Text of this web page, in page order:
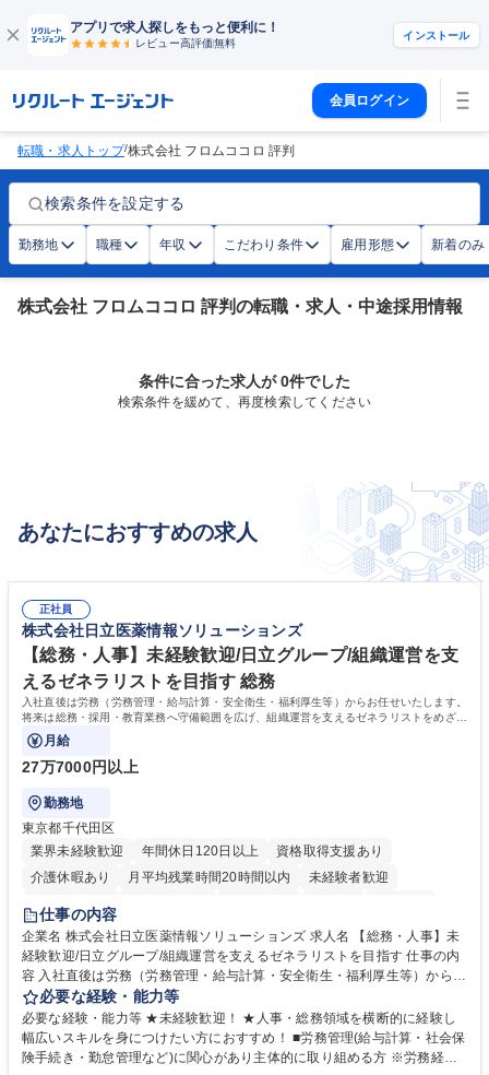
アプリで求人探しをもっと便利に！
レビュー高評価無料
インストール
会員ログイン
転職・求人トップ/株式会社 フロムココロ 評判
検索条件を設定する
勤務地 職種 年収 こだわり条件 雇用形態 新着のみ
株式会社 フロムココロ 評判の転職・求人・中途採用情報
条件に合った求人が 0件でした
検索条件を緩めて、再度検索してください
あなたにおすすめの求人
正社員
株式会社日立医薬情報ソリューションズ
【総務・人事】未経験歓迎/日立グループ/組織運営を支
えるゼネラリストを目指す 総務
入社直後は労務（労務管理・給与計算・安全衛生・福利厚生等）からお任せいたします。
将来は総務・採用・教育業務へ守備範囲を広げ、組織運営を支えるゼネラリストをめざせ
ます。
月給
27万7000円以上
勤務地
東京都千代田区
業界未経験歓迎
年間休日120日以上
資格取得支援あり
介護休暇あり
月平均残業時間20時間以内
未経験者歓迎
住宅手当あり
育休あり
完全週休2日制 交通費支給 土日祝休み 寮・社宅あり
仕事の内容
企業名 株式会社日立医薬情報ソリューションズ 求人名 【総務・人事】未
経験歓迎/日立グループ/組織運営を支えるゼネラリストを目指す 仕事の内
容 入社直後は労務（労務管理・給与計算・安全衛生・福利厚生等）からお
任せいたします。将来は総務・採用・教育業務へ守備範囲を広げ、組織運
営を支えるゼネラリストをめざせます。 ・初期業務：労働時間管理、給与
計算、社会保険対応、福利厚生管理、安全衛生、健康経営推進等をお任せ
します。ご経験に応じて、休職者管理など、幅広く経験を積んでいただき
必要な経験・能力等
必要な経験・能力等 ★未経験歓迎！ ★人事・総務領域を横断的に経験し
幅広いスキルを身につけたい方におすすめ！ ■労務管理(給与計算・社会保
険手続き・勤怠管理など)に関心があり主体的に取り組める方 ※労務経験